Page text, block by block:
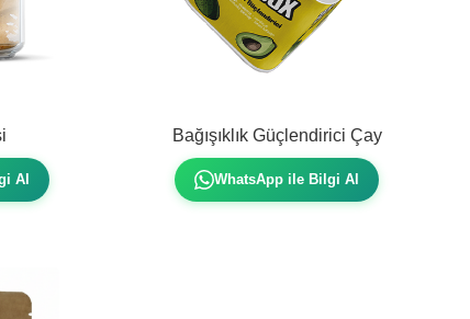
Al
Bağışıklık Güçlendirici Çay
WhatsApp ile Bilgi Al